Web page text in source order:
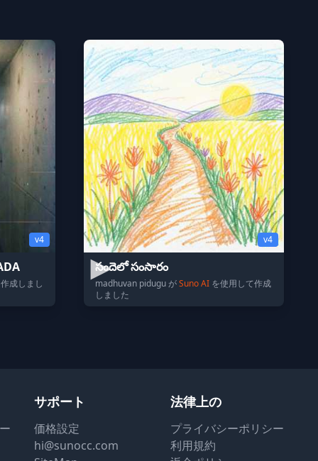
v4
成しまし
v4
సందెలో సంసారం
madhuvan pidugu がSuno AI を使用して作成
しました
サポート
価格設定
hi@sunocc.com
法律上の
プライバシーポリシー
利用規約